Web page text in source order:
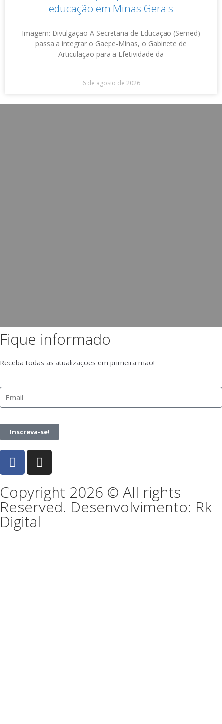
educação em Minas Gerais
Imagem: Divulgação A Secretaria de Educação (Semed)
passa a integrar o Gaepe-Minas, o Gabinete de
Articulação para a Efetividade da
6 de agosto de 2026
Fique informado
Receba todas as atualizações em primeira mão!
Inscreva-se!
Copyright 2026 © All rights
Reserved. Desenvolvimento: Rk
Digital